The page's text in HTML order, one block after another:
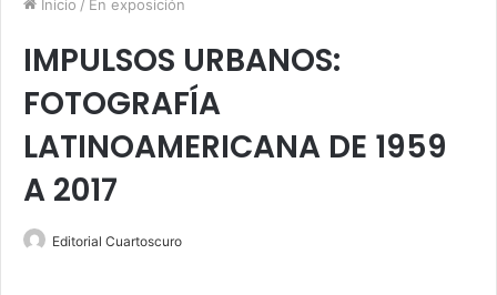
Inicio / En exposición
IMPULSOS URBANOS:
FOTOGRAFÍA
LATINOAMERICANA DE 1959
A 2017
Editorial Cuartoscuro